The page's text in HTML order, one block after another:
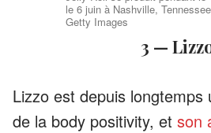
le 6 juin à Nashville,
Getty Images
3 —
Lizzo est depuis longtemps
de la body positivity, et son